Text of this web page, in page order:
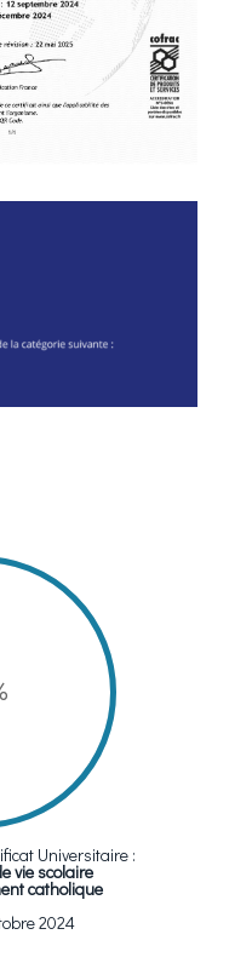
Universitaire :
vie scolaire
catholique
2024